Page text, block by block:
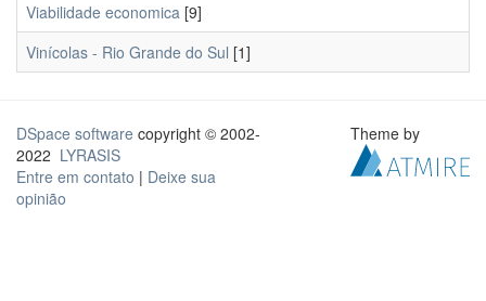
Viabilidade economica [9]
Vinícolas - Rio Grande do Sul [1]
DSpace software copyright © 2002-
2022 LYRASIS
Entre em contato | Deixe sua
opinião
Theme by